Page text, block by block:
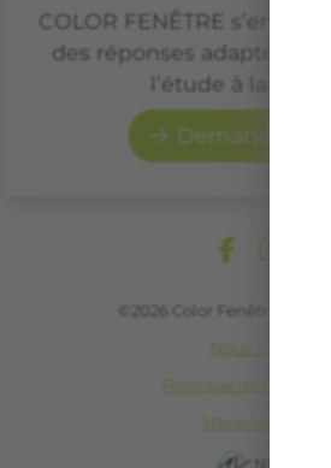
COLOR FENÊTRE
des réponses adaptées à
l’étude à la
Demander un
©2026 Color Fenêtre All
Nous contacter
Politique de
Mentions légales